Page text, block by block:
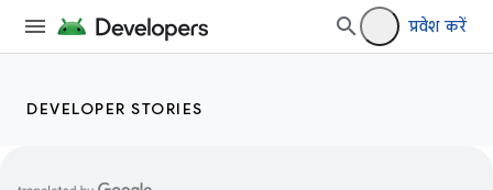
प्रवेश करें
DEVELOPER STORIES